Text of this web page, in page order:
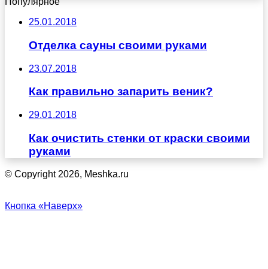
25.01.2018
Отделка сауны своими руками
23.07.2018
Как правильно запарить веник?
29.01.2018
Как очистить стенки от краски своими
руками
© Copyright 2026, Meshka.ru
Кнопка «Наверх»